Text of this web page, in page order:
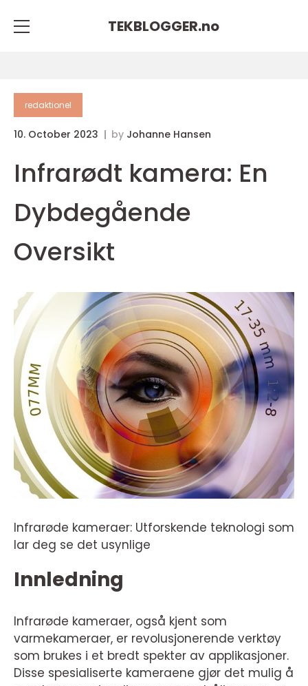
TEKBLOGGER.no
redaktionel
10. October 2023 by Johanne Hansen
Infrarødt kamera: En
Dybdegående
Oversikt
Infrarøde kameraer: Utforskende teknologi som
lar deg se det usynlige
Innledning
Infrarøde kameraer, også kjent som
varmekameraer, er revolusjonerende verktøy
som brukes i et bredt spekter av applikasjoner.
Disse spesialiserte kameraene gjør det mulig å